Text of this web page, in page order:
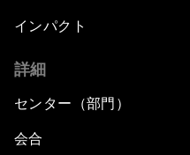
インパクト
詳細
センター（部門）
会合